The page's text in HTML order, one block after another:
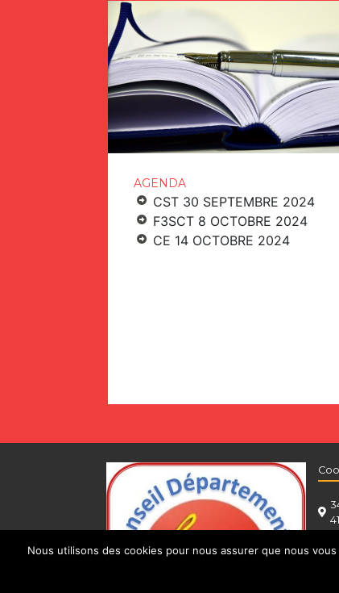
AGENDA
CST 30 SEPTEMBRE 2024
F3SCT 8 OCTOBRE 2024
CE 14 OCTOBRE 2024
Nous utilisons des cookies pour nous assurer que nous